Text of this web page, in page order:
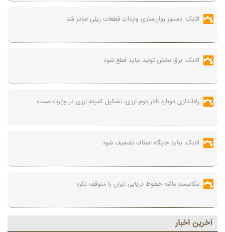
اتابک: دستور روان‌سازی واردات قطعات ریلی صادر شد
اتابک: برق بخش تولید نباید قطع شود
راه‌اندازی دوباره تالار دوم ارزی؛ تشکیل کمیته ارزی در وزارت صمت
اتابک: نباید جایگاه اصناف تضعیف شود
مکانیسم ماشه خطوط دریایی ایران را متوقف نکرد
آخرين اخبار